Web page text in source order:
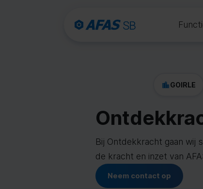
GOIRLE
Bij Ontdekkracht gaan wij
de kracht en inzet van
Neem contact op